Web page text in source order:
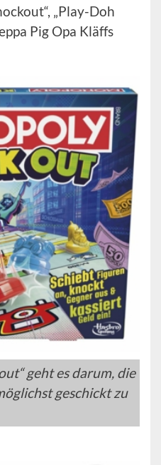
„Play-Doh
Pig Opa Kläffs
geht es darum, die
geschickt zu